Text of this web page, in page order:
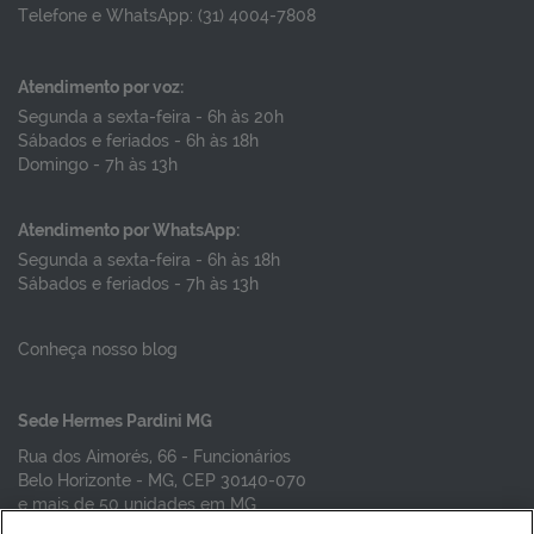
Telefone e WhatsApp: (31) 4004-7808
Atendimento por voz:
Segunda a sexta-feira - 6h às 20h
Sábados e feriados - 6h às 18h
Domingo - 7h às 13h
Atendimento por WhatsApp:
Segunda a sexta-feira - 6h às 18h
Sábados e feriados - 7h às 13h
Conheça nosso blog
Sede Hermes Pardini MG
Rua dos Aimorés, 66 - Funcionários
Belo Horizonte - MG, CEP 30140-070
e mais de 50 unidades em MG